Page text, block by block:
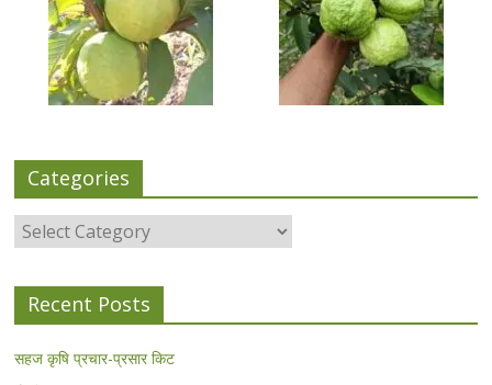
Categories
Categories
Recent Posts
सहज कृषि प्रचार-प्रसार किट